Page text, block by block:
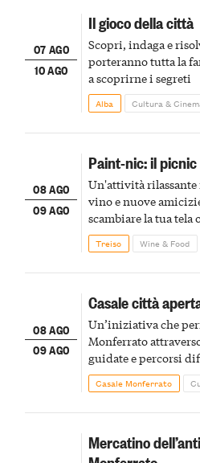
07 AGO
10 AGO
Il gioco della città
Scopri, indaga e
porteranno tutta la
a scoprirne i segreti
Alba Cultura &
08 AGO
09 AGO
Paint-nic: il
Un'attività
vino e nuove
scambiare la tua tela
Treiso Wine & Food
08 AGO
09 AGO
Casale città
Un’iniziativa che
Monferrato
guidate e percorsi
Casale Monferrato
Mercatino